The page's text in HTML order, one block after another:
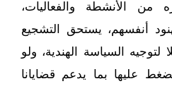
من الأنشطة والفعاليات،
أنفسهم، يستحق التشجيع
لتوجيه السياسة الهندية، ولو
عليها بما يدعم قضايانا